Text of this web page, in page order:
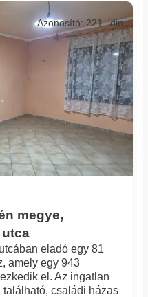
megye,
Azonosító: 221_idin
eladó egy 81
amely egy 943
el. Az ingatlan
családi házas